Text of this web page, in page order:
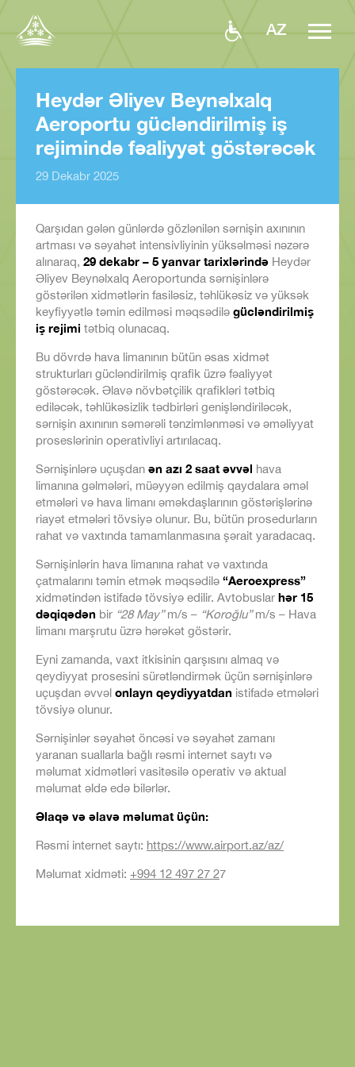
AZ
Heydər Əliyev Beynəlxalq
Aeroportu gücləndirilmiş iş
rejimində fəaliyyət göstərəcək
29 Dekabr 2025
Qarşıdan gələn günlərdə gözlənilən sərnişin axınının
artması və səyahət intensivliyinin yüksəlməsi nəzərə
alınaraq, 29 dekabr – 5 yanvar tarixlərində Heydər
Əliyev Beynəlxalq Aeroportunda sərnişinlərə
göstərilən xidmətlərin fasiləsiz, təhlükəsiz və yüksək
keyfiyyətlə təmin edilməsi məqsədilə gücləndirilmiş
iş rejimi tətbiq olunacaq.
Bu dövrdə hava limanının bütün əsas xidmət
strukturları gücləndirilmiş qrafik üzrə fəaliyyət
göstərəcək. Əlavə növbətçilik qrafikləri tətbiq
ediləcək, təhlükəsizlik tədbirləri genişləndiriləcək,
sərnişin axınının səmərəli tənzimlənməsi və əməliyyat
proseslərinin operativliyi artırılacaq.
Sərnişinlərə uçuşdan ən azı 2 saat əvvəl hava
limanına gəlmələri, müəyyən edilmiş qaydalara əməl
etmələri və hava limanı əməkdaşlarının göstərişlərinə
riayət etmələri tövsiyə olunur. Bu, bütün prosedurların
rahat və vaxtında tamamlanmasına şərait yaradacaq.
Sərnişinlərin hava limanına rahat və vaxtında
çatmalarını təmin etmək məqsədilə “Aeroexpress”
xidmətindən istifadə tövsiyə edilir. Avtobuslar hər 15
dəqiqədən bir “28 May”m/s – “Koroğlu”m/s – Hava
limanı marşrutu üzrə hərəkət göstərir.
Eyni zamanda, vaxt itkisinin qarşısını almaq və
qeydiyyat prosesini sürətləndirmək üçün sərnişinlərə
uçuşdan əvvəl onlayn qeydiyyatdan istifadə etmələri
tövsiyə olunur.
Sərnişinlər səyahət öncəsi və səyahət zamanı
yaranan suallarla bağlı rəsmi internet saytı və
məlumat xidmətləri vasitəsilə operativ və aktual
məlumat əldə edə bilərlər.
Əlaqə və əlavə məlumat üçün:
Rəsmi internet saytı: https://www.airport.az/az/
Məlumat xidməti: +994 12 497 27 27